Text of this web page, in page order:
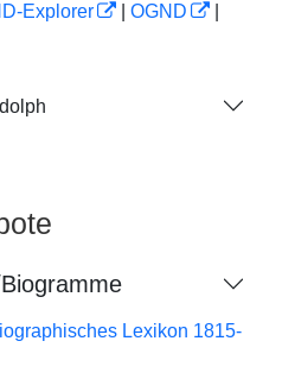
Explorer OGND
Lexikon 1815-